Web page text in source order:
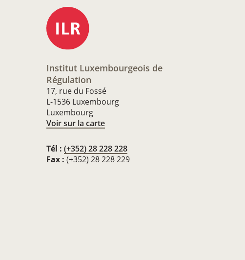
Institut Luxembourgeois de
Régulation
17, rue du Fossé
L-1536 Luxembourg
Luxembourg
Voir sur la carte
Tél : (+352) 28 228 228
Fax : (+352) 28 228 229